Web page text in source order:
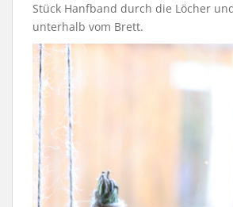
Stück Hanfband durch die Löcher
unterhalb vom Brett.